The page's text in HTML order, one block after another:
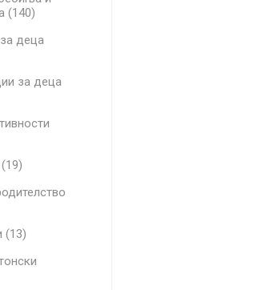
(140)
деца
за деца
(13)